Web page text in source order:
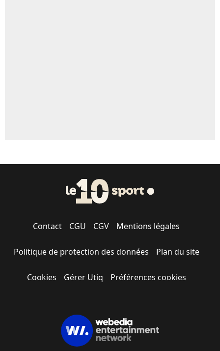
Contact CGU CGV Mentions légales
Politique de protection des données Plan du site
Cookies Gérer Utiq Préférences cookies